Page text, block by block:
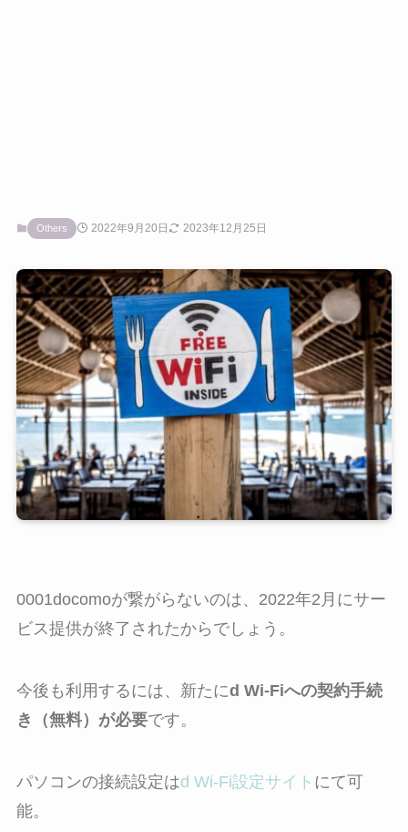
Others 2022年9月20日 2023年12月25日
0001docomoが繋がらないのは、2022年2月にサー
ビス提供が終了されたからでしょう。
今後も利用するには、新たにd Wi-Fiへの契約手続
き（無料）が必要です。
パソコンの接続設定はd Wi-Fi設定サイト にて可
能。